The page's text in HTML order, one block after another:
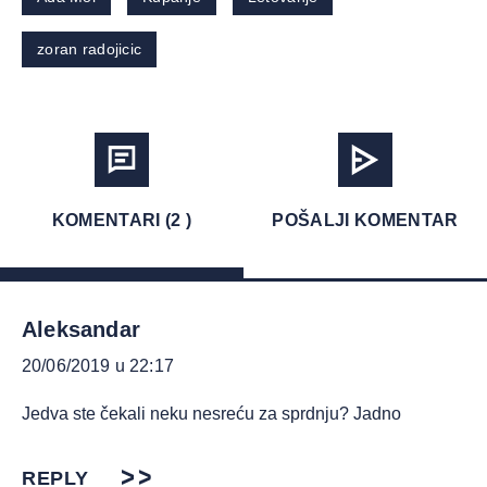
zoran radojicic
KOMENTARI (2 ) POŠALJI KOMENTAR
Aleksandar
20/06/2019 u 22:17
Jedva ste čekali neku nesreću za sprdnju? Jadno
REPLY